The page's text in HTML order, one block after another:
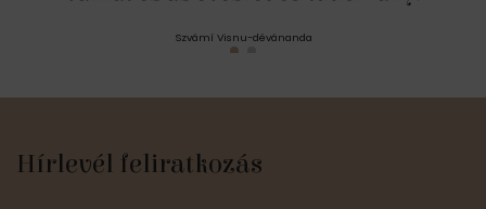
Szvámí Visnu-dévánanda
Hírlevél feliratkozás